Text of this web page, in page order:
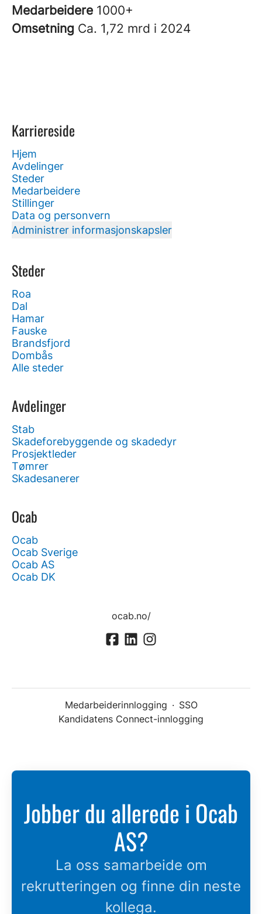
Medarbeidere 1000+
Omsetning Ca. 1,72 mrd i 2024
Karriereside
Hjem
Avdelinger
Steder
Medarbeidere
Stillinger
Data og personvern
Administrer informasjonskapsler
Steder
Roa
Dal
Hamar
Fauske
Brandsfjord
Dombås
Alle steder
Avdelinger
Stab
Skadeforebyggende og skadedyr
Prosjektleder
Tømrer
Skadesanerer
Ocab
Ocab
Ocab Sverige
Ocab AS
Ocab DK
ocab.no/
Medarbeiderinnlogging · SSO
Kandidatens Connect-innlogging
Jobber du allerede i Ocab
AS?
La oss samarbeide om
rekrutteringen og finne din neste
kollega.